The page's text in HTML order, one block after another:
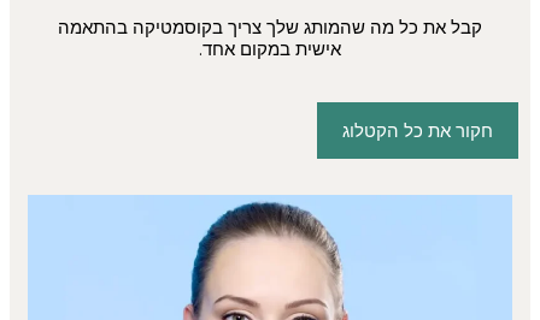
קבל את כל מה שהמותג שלך צריך בקוסמטיקה בהתאמה
אישית במקום אחד.
חקור את כל הקטלוג